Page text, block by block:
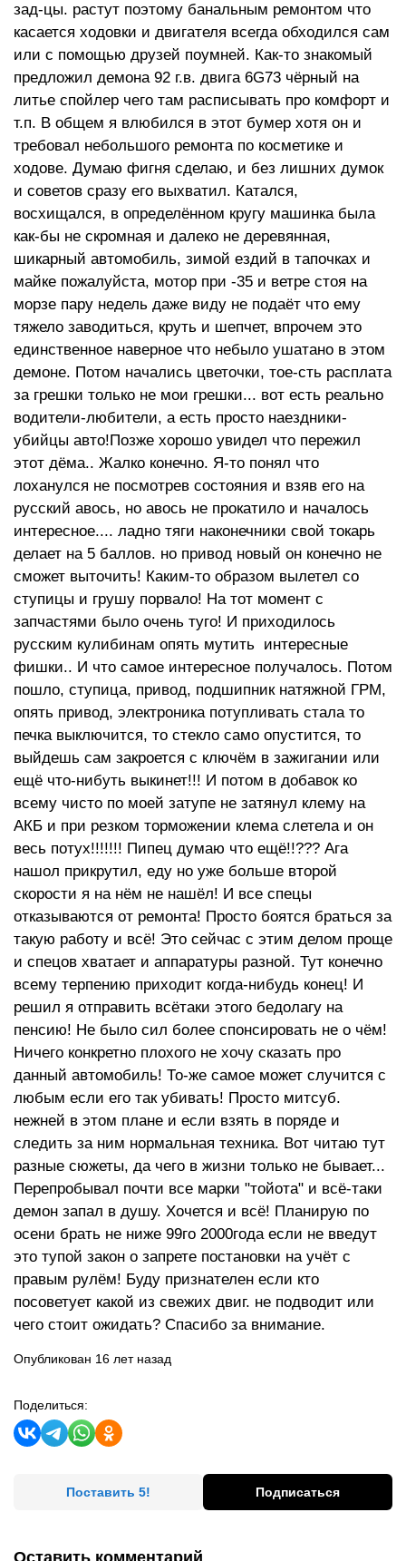
зад-цы. растут поэтому банальным ремонтом что
касается ходовки и двигателя всегда обходился сам
или с помощью друзей поумней. Как-то знакомый
предложил демона 92 г.в. двига 6G73 чёрный на
литье спойлер чего там расписывать про комфорт и
т.п. В общем я влюбился в этот бумер хотя он и
требовал небольшого ремонта по косметике и
ходове. Думаю фигня сделаю, и без лишних думок
и советов сразу его выхватил. Катался,
восхищался, в определённом кругу машинка была
как-бы не скромная и далеко не деревянная,
шикарный автомобиль, зимой ездий в тапочках и
майке пожалуйста, мотор при -35 и ветре стоя на
морзе пару недель даже виду не подаёт что ему
тяжело заводиться, круть и шепчет, впрочем это
единственное наверное что небыло ушатано в этом
демоне. Потом начались цветочки, тое-сть расплата
за грешки только не мои грешки... вот есть реально
водители-любители, а есть просто наездники-
убийцы авто!Позже хорошо увидел что пережил
этот дёма.. Жалко конечно. Я-то понял что
лоханулся не посмотрев состояния и взяв его на
русский авось, но авось не прокатило и началось
интересное.... ладно тяги наконечники свой токарь
делает на 5 баллов. но привод новый он конечно не
сможет выточить! Каким-то образом вылетел со
ступицы и грушу порвало! На тот момент с
запчастями было очень туго! И приходилось
русским кулибинам опять мутить интересные
фишки.. И что самое интересное получалось. Потом
пошло, ступица, привод, подшипник натяжной ГРМ,
опять привод, электроника потупливать стала то
печка выключится, то стекло само опустится, то
выйдешь сам закроется с ключём в зажигании или
ещё что-нибуть выкинет!!! И потом в добавок ко
всему чисто по моей затупе не затянул клему на
АКБ и при резком торможении клема слетела и он
весь потух!!!!!!! Пипец думаю что ещё!!??? Ага
нашол прикрутил, еду но уже больше второй
скорости я на нём не нашёл! И все спецы
отказываются от ремонта! Просто боятся браться за
такую работу и всё! Это сейчас с этим делом проще
и спецов хватает и аппаратуры разной. Тут конечно
всему терпению приходит когда-нибудь конец! И
решил я отправить всётаки этого бедолагу на
пенсию! Не было сил более спонсировать не о чём!
Ничего конкретно плохого не хочу сказать про
данный автомобиль! То-же самое может случится с
любым если его так убивать! Просто митсуб.
нежней в этом плане и если взять в поряде и
следить за ним нормальная техника. Вот читаю тут
разные сюжеты, да чего в жизни только не бывает...
Перепробывал почти все марки "тойота" и всё-таки
демон запал в душу. Хочется и всё! Планирую по
осени брать не ниже 99го 2000года если не введут
это тупой закон о запрете постановки на учёт с
правым рулём! Буду признателен если кто
посоветует какой из свежих двиг. не подводит или
чего стоит ожидать? Спасибо за внимание.
Опубликован 16 лет назад
Поделиться:
Поставить 5! Подписаться
Оставить комментарий